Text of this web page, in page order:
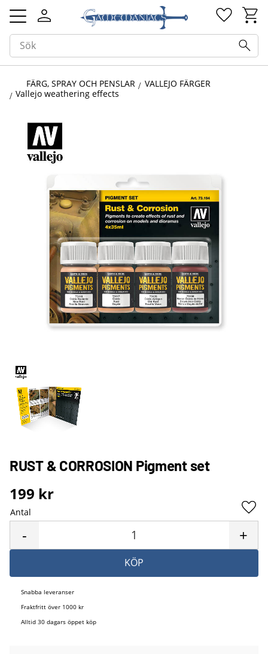
Meny
FÄRG, SPRAY OCH PENSLAR
VALLEJO FÄRGER
Vallejo weathering effects
RUST & CORROSION Pigment set
199 kr
Antal
+
-
KÖP
Snabba leveranser
Fraktfritt över 1000 kr
Alltid 30 dagars öppet köp